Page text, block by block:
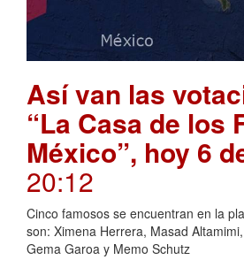
Así van las
“La Casa de los
México”, hoy 6
20:12
Cinco famosos se encuentran en la
son: Ximena Herrera, Masad
Gema Garoa y Memo Schutz